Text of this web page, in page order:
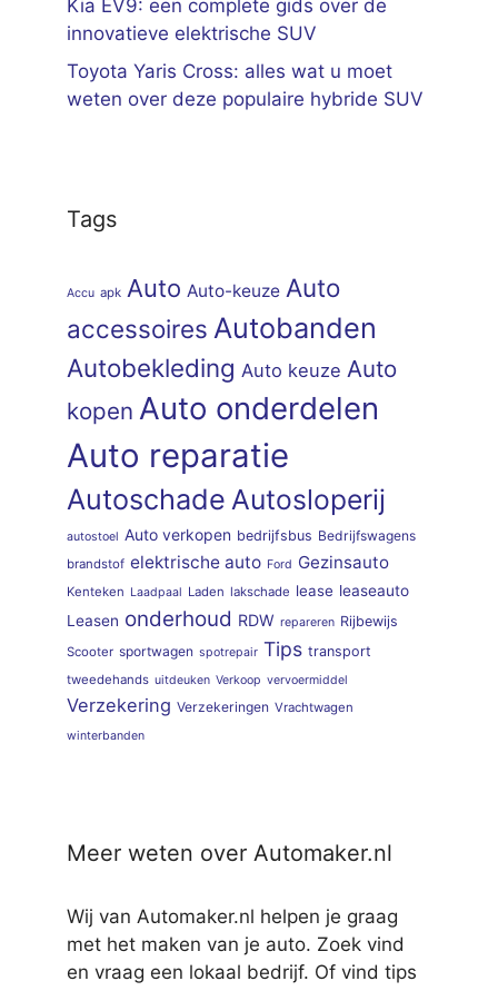
Kia EV9: een complete gids over de
innovatieve elektrische SUV
Toyota Yaris Cross: alles wat u moet
weten over deze populaire hybride SUV
Tags
Accu apk Auto Auto-keuze Auto
accessoires Autobanden
Autobekleding Auto keuze Auto
kopen Auto onderdelen
Auto reparatie
Autoschade Autosloperij
autostoel Auto verkopen bedrijfsbus Bedrijfswagens
brandstof elektrische auto Ford Gezinsauto
Kenteken Laadpaal Laden lakschade lease leaseauto
Leasen onderhoud RDW repareren Rijbewijs
Scooter sportwagen spotrepair Tips transport
tweedehands uitdeuken Verkoop vervoermiddel
Verzekering Verzekeringen Vrachtwagen
winterbanden
Meer weten over Automaker.nl
Wij van Automaker.nl helpen je graag
met het maken van je auto. Zoek vind
en vraag een lokaal bedrijf. Of vind tips